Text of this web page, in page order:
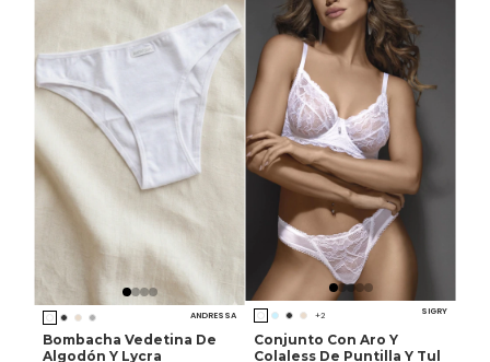
ANDRESSA
Bombacha Vedetina De
Algodón Y Lycra
+2 SIGRY
Conjunto Con Aro Y
Colaless De Puntilla Y Tul